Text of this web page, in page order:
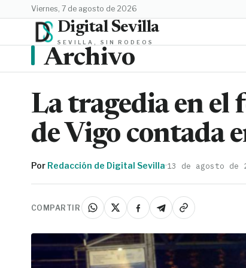
viernes, 7 de agosto de 2026
Digital Sevilla
SEVILLA, SIN RODEOS
Archivo
La tragedia en el
de Vigo contada
Por Redacción de Digital Sevilla·13 de agosto de
COMPARTIR